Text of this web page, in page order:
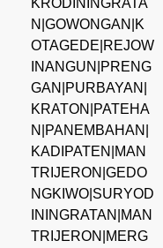
KRODININGRATA
N|GOWONGAN|K
OTAGEDE|REJOW
INANGUN|PRENG
GAN|PURBAYAN|
KRATON|PATEHA
N|PANEMBAHAN|
KADIPATEN|MAN
TRIJERON|GEDO
NGKIWO|SURYOD
ININGRATAN|MAN
TRIJERON|MERG